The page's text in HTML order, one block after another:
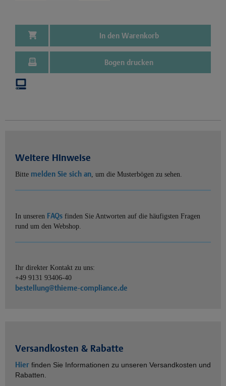
In den Warenkorb
Bogen drucken
Weitere Hinweise
Bitte melden Sie sich an, um die Musterbögen zu sehen.
In unseren FAQs finden Sie Antworten auf die häufigsten Fragen
rund um den Webshop.
Ihr direkter Kontakt zu uns:
+49 9131 93406-40
bestellung@thieme-compliance.de
Versandkosten & Rabatte
Hier finden Sie Informationen zu unseren Versandkosten und
Rabatten.